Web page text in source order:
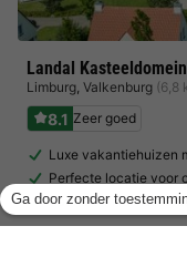
Landal
Limburg, Valkenburg (6,8
8.1 Zeer goed
Luxe vakantiehuizen
Perfecte locatie voor
Sauna en